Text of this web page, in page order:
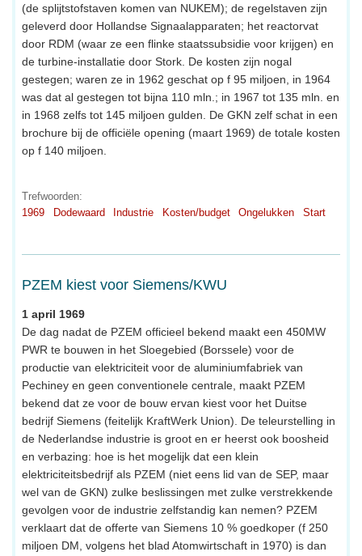
(de splijtstofstaven komen van NUKEM); de regelstaven zijn
geleverd door Hollandse Signaalapparaten; het reactorvat
door RDM (waar ze een flinke staatssubsidie voor krijgen) en
de turbine-installatie door Stork. De kosten zijn nogal
gestegen; waren ze in 1962 geschat op f 95 miljoen, in 1964
was dat al gestegen tot bijna 110 mln.; in 1967 tot 135 mln. en
in 1968 zelfs tot 145 miljoen gulden. De GKN zelf schat in een
brochure bij de officiële opening (maart 1969) de totale kosten
op f 140 miljoen.
Trefwoorden:
1969
Dodewaard Industrie Kosten/budget Ongelukken Start
PZEM kiest voor Siemens/KWU
1 april 1969
De dag nadat de PZEM officieel bekend maakt een 450MW
PWR te bouwen in het Sloegebied (Borssele) voor de
productie van elektriciteit voor de aluminiumfabriek van
Pechiney en geen conventionele centrale, maakt PZEM
bekend dat ze voor de bouw ervan kiest voor het Duitse
bedrijf Siemens (feitelijk KraftWerk Union). De teleurstelling in
de Nederlandse industrie is groot en er heerst ook boosheid
en verbazing: hoe is het mogelijk dat een klein
elektriciteitsbedrijf als PZEM (niet eens lid van de SEP, maar
wel van de GKN) zulke beslissingen met zulke verstrekkende
gevolgen voor de industrie zelfstandig kan nemen? PZEM
verklaart dat de offerte van Siemens 10 % goedkoper (f 250
miljoen DM, volgens het blad Atomwirtschaft in 1970) is dan